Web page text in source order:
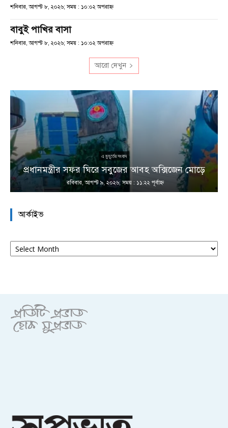
শনিবার, আগস্ট ৮, ২০২৬; সময় : ১০:০২ অপরাহ্ণ
বাবুই পাখির বাসা
শনিবার, আগস্ট ৮, ২০২৬; সময় : ১০:০২ অপরাহ্ণ
আরো দেখুন
এ মুহূর্তের সংবাদ
প্রধানমন্ত্রীর সফর ঘিরে সবুজের আবহ অক্সিজেন মোড়ে
রবিবার, আগস্ট ৯, ২০২৬; সময় : ১১:২২ পূর্বাহ্ণ
আর্কাইভ
আর্কাইভ